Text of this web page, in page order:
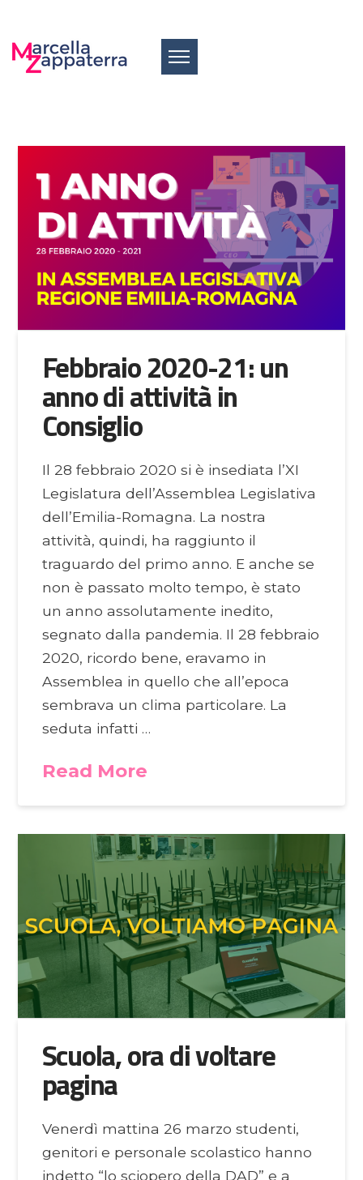
Febbraio 2020-21: un
anno di attività in
Consiglio
Il 28 febbraio 2020 si è insediata l’XI
Legislatura dell’Assemblea Legislativa
dell’Emilia-Romagna. La nostra
attività, quindi, ha raggiunto il
traguardo del primo anno. E anche se
non è passato molto tempo, è stato
un anno assolutamente inedito,
segnato dalla pandemia. Il 28 febbraio
2020, ricordo bene, eravamo in
Assemblea in quello che all’epoca
sembrava un clima particolare. La
seduta infatti …
Read More
Scuola, ora di voltare
pagina
Venerdì mattina 26 marzo studenti,
genitori e personale scolastico hanno
indetto “lo sciopero della DAD” e a